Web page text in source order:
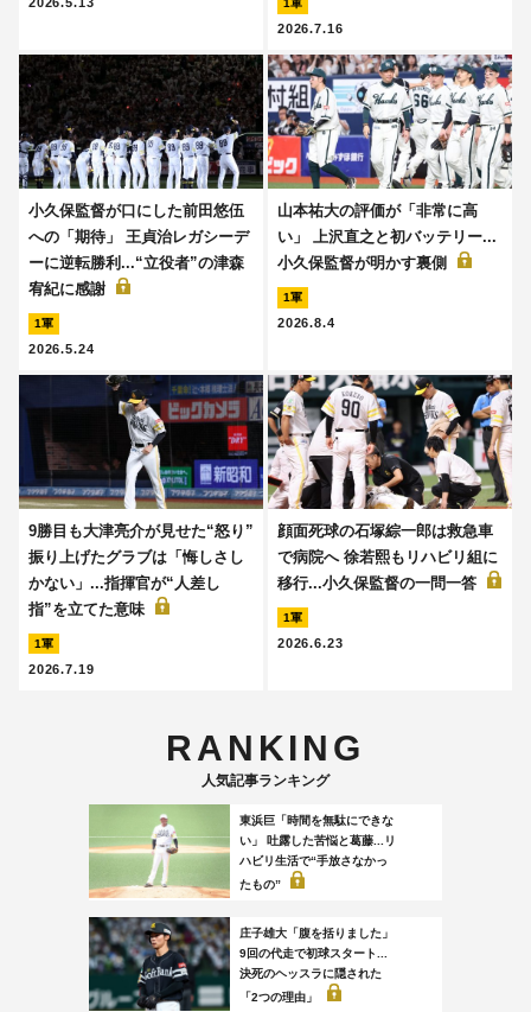
2026.5.13 1軍
2026.7.16
小久保監督が口にした前田悠伍
への「期待」 王貞治レガシーデ
ーに逆転勝利...“立役者”の津森
宥紀に感謝
1軍
2026.5.24
山本祐大の評価が「非常に高
い」 上沢直之と初バッテリー...
小久保監督が明かす裏側
1軍
2026.8.4
9勝目も大津亮介が見せた“怒り”
振り上げたグラブは「悔しさし
かない」...指揮官が“人差し
指”を立てた意味
1軍
2026.7.19
顔面死球の石塚綜一郎は救急車
で病院へ 徐若熙もリハビリ組に
移行...小久保監督の一問一答
1軍
2026.6.23
RANKING
人気記事ランキング
東浜巨「時間を無駄にできな
い」 吐露した苦悩と葛藤...リ
ハビリ生活で“手放さなかっ
たもの”
庄子雄大「腹を括りました」
9回の代走で初球スタート...
決死のヘッスラに隠された
「2つの理由」